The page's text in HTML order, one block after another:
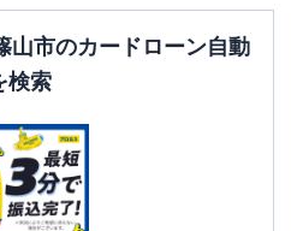
山市のカードローン自動
検索